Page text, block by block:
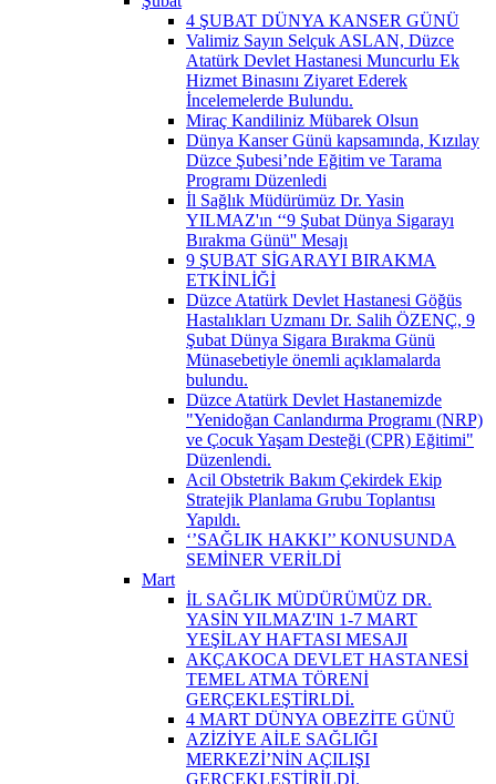
4 ŞUBAT DÜNYA KANSER GÜNÜ
Valimiz Sayın Selçuk ASLAN, Düzce
Atatürk Devlet Hastanesi Muncurlu Ek
Hizmet Binasını Ziyaret Ederek
İncelemelerde Bulundu.
Miraç Kandiliniz Mübarek Olsun
Dünya Kanser Günü kapsamında, Kızılay
Düzce Şubesi’nde Eğitim ve Tarama
Programı Düzenledi
İl Sağlık Müdürümüz Dr. Yasin
YILMAZ'ın ‘‘9 Şubat Dünya Sigarayı
Bırakma Günü'' Mesajı
9 ŞUBAT SİGARAYI BIRAKMA
ETKİNLİĞİ
Düzce Atatürk Devlet Hastanesi Göğüs
Hastalıkları Uzmanı Dr. Salih ÖZENÇ, 9
Şubat Dünya Sigara Bırakma Günü
Münasebetiyle önemli açıklamalarda
bulundu.
Düzce Atatürk Devlet Hastanemizde
"Yenidoğan Canlandırma Programı (NRP)
ve Çocuk Yaşam Desteği (CPR) Eğitimi"
Düzenlendi.
Acil Obstetrik Bakım Çekirdek Ekip
Stratejik Planlama Grubu Toplantısı
Yapıldı.
‘’SAĞLIK HAKKI’’ KONUSUNDA
SEMİNER VERİLDİ
Mart
İL SAĞLIK MÜDÜRÜMÜZ DR.
YASİN YILMAZ'IN 1-7 MART
YEŞİLAY HAFTASI MESAJI
AKÇAKOCA DEVLET HASTANESİ
TEMEL ATMA TÖRENİ
GERÇEKLEŞTİRLDİ.
4 MART DÜNYA OBEZİTE GÜNÜ
AZİZİYE AİLE SAĞLIĞI
MERKEZİ’NİN AÇILIŞI
GERÇEKLEŞTİRİLDİ.